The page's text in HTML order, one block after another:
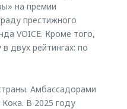
на премии
престижного
VOICE. Кроме того,
двух рейтингах: по
Амбассадорами
В 2025 году